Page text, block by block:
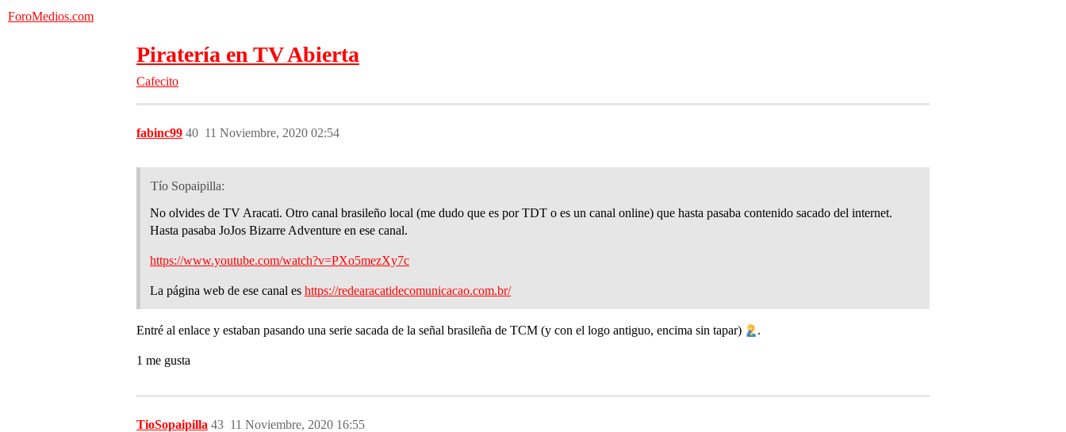
ForoMedios.com
Piratería en TV Abierta
Cafecito
fabinc99 11 Noviembre, 2020 02:54
40
Tío Sopaipilla:
No olvides de TV Aracati. Otro canal brasileño local (me dudo que es por TDT o es un canal online) que hasta pasaba contenido sacado del internet.
Hasta pasaba JoJos Bizarre Adventure en ese canal.
https://www.youtube.com/watch?v=PXo5mezXy7c
La página web de ese canal es https://redearacatidecomunicacao.com.br/
Entré al enlace y estaban pasando una serie sacada de la señal brasileña de TCM (y con el logo antiguo, encima sin tapar) .
1 me gusta
TioSopaipilla 11 Noviembre, 2020 16:55
43